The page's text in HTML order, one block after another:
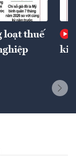
loạt thuế